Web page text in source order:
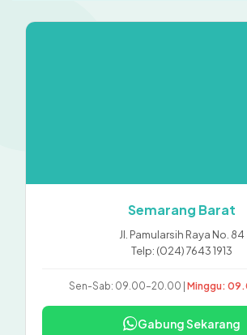
Semarang Barat
Jl. Pamularsih Raya No. 84
Telp: (024) 7643 1913
Sen-Sab: 09.00–20.00 | Minggu:
Gabung Sekarang